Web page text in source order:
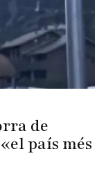
de
país més